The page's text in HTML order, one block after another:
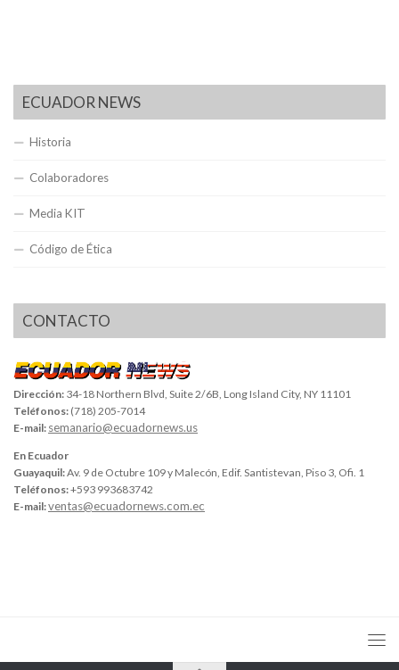
ECUADOR NEWS
Historia
Colaboradores
Media KIT
Código de Ética
CONTACTO
Dirección: 34-18 Northern Blvd, Suite 2/6B, Long Island City, NY 11101
Teléfonos: (718) 205-7014
E-mail: semanario@ecuadornews.us
En Ecuador
Guayaquil:Av. 9 de Octubre 109 y Malecón, Edif. Santistevan, Piso 3, Ofi. 1
Teléfonos:+593 993683742
E-mail:ventas@ecuadornews.com.ec